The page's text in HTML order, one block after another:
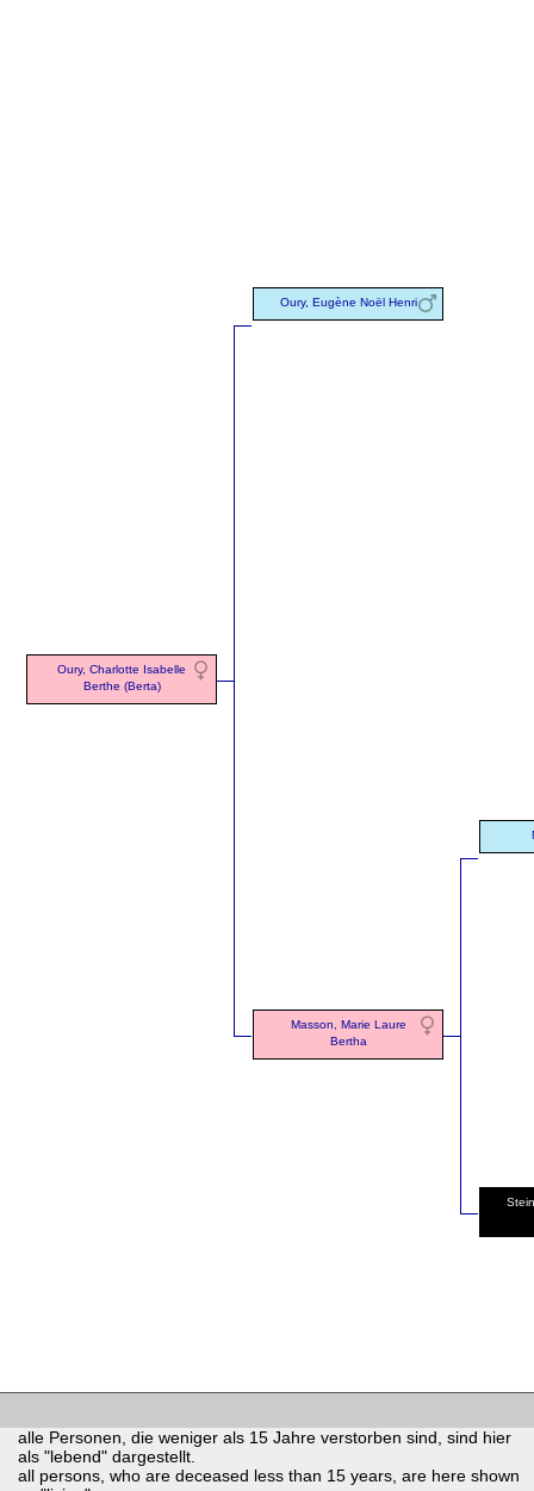
Oury, Charlotte Isabelle
Berthe (Berta)
Oury, Eugène Noël Henri
Masson, Marie Laure
Bertha
alle Personen, die weniger als 15 Jahre verstorben sind, sind hier
als "lebend" dargestellt.
all persons, who are deceased less than 15 years, are here shown